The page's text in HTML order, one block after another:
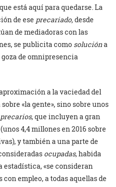
está aquí para quedarse. La
de ese precariado,desde
de mediadoras con las
se publicita como solucióna
de omnipresencia
a la vaciedad del
«la gente», sino sobre unos
precarios, que incluyen a gran
4,4 millones en 2016 sobre
y también a una parte de
ocupadas, habida
«se consideran
empleo, a todas aquellas de